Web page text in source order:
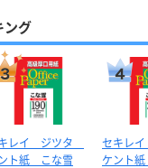
ング
レイ ジツタ
ト紙 こな雪
セキレ
ケント